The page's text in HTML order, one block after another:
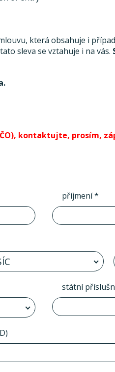
která obsahuje i
sleva se vztahuje i na vás.
kontaktujte, prosím,
příjmení *
státní